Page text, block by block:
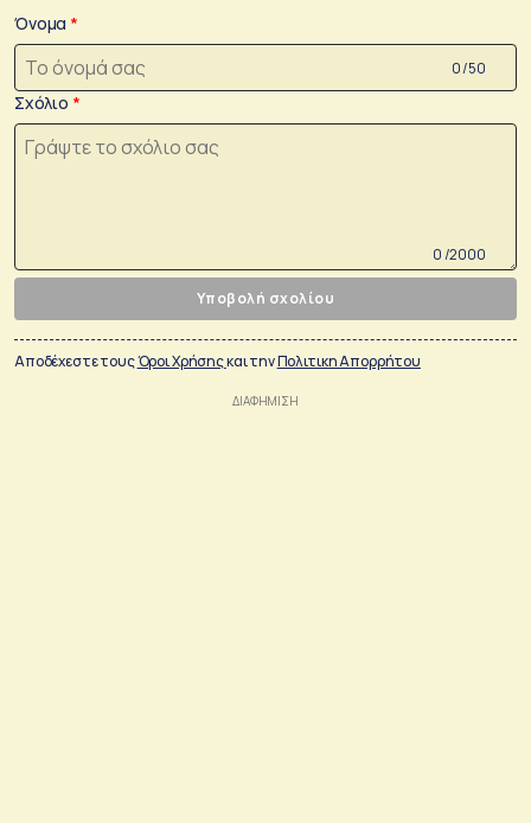
Όνομα
0 /50
Σχόλιο
0 /2000
Υποβολή σχολίου
Αποδέχεστε τουςΌροι Χρήσηςκαι τηνΠολιτικη Απορρήτου